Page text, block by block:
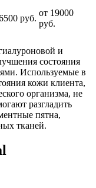
руб.
от 19000
руб.
и
состояния
Используемые в
кожи клиента,
организма, не
разгладить
пятна,
тканей.